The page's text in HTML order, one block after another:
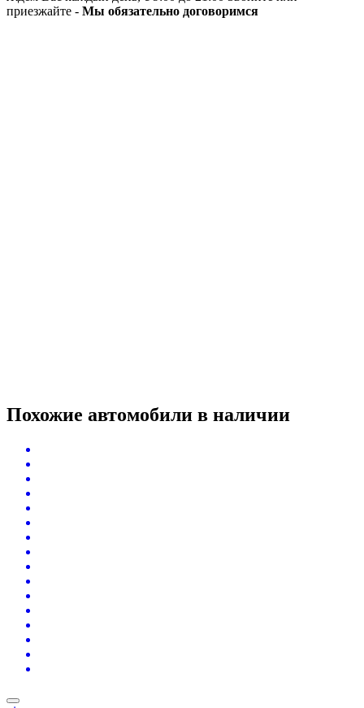
приезжайте - Мы обязательно договоримся
Похожие автомобили в наличии